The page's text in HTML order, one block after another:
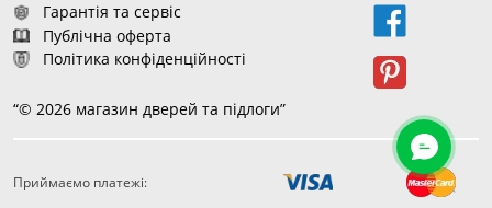
33
Гарантія та сервіс
Публічна оферта
Політика конфіденційності
“© 2026 магазин дверей та підлоги”
Приймаємо платежі: